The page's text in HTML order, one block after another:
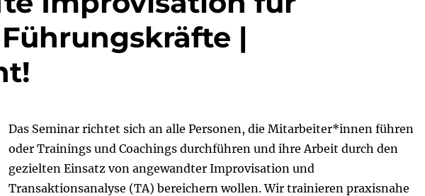
|
Das Seminar richtet sich an alle Personen, die Mitarbeiter*innen führen
oder Trainings und Coachings durchführen und ihre Arbeit durch den
gezielten Einsatz von angewandter Improvisation und
Transaktionsanalyse (TA) bereichern wollen. Wir trainieren praxisnahe